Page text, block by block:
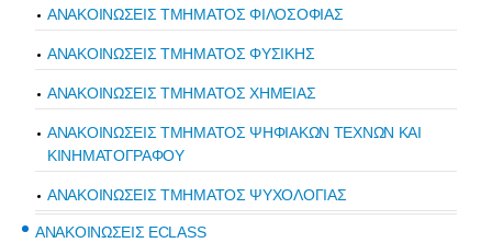
ΑΝΑΚΟΙΝΩΣΕΙΣ ΤΜΗΜΑΤΟΣ ΦΙΛΟΣΟΦΙΑΣ
ΑΝΑΚΟΙΝΩΣΕΙΣ ΤΜΗΜΑΤΟΣ ΦΥΣΙΚΗΣ
ΑΝΑΚΟΙΝΩΣΕΙΣ ΤΜΗΜΑΤΟΣ ΧΗΜΕΙΑΣ
ΑΝΑΚΟΙΝΩΣΕΙΣ ΤΜΗΜΑΤΟΣ ΨΗΦΙΑΚΩΝ ΤΕΧΝΩΝ ΚΑΙ
ΚΙΝΗΜΑΤΟΓΡΑΦΟΥ
ΑΝΑΚΟΙΝΩΣΕΙΣ ΤΜΗΜΑΤΟΣ ΨΥΧΟΛΟΓΙΑΣ
ΑΝΑΚΟΙΝΩΣΕΙΣ ECLASS